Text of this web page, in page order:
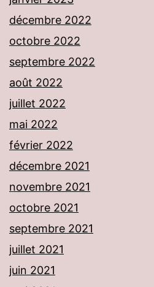
décembre 2022
octobre 2022
septembre 2022
août 2022
juillet 2022
mai 2022
février 2022
décembre 2021
novembre 2021
octobre 2021
septembre 2021
juillet 2021
juin 2021